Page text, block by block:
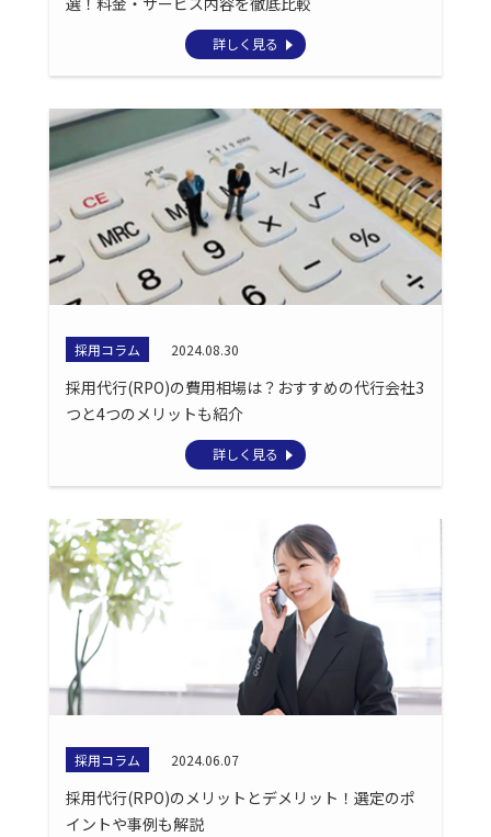
詳しく見る
採用コラム 2024.08.30
採用代行(RPO)の費用相場は？おすすめの代行会社3
つと4つのメリットも紹介
詳しく見る
採用コラム 2024.06.07
採用代行(RPO)のメリットとデメリット！選定のポ
イントや事例も解説